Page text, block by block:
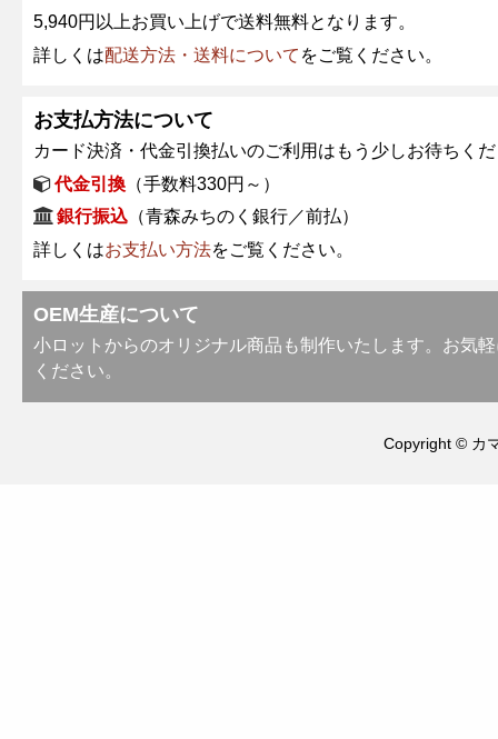
5,940円以上お買い上げで送料無料となります。
詳しくは配送方法・送料について をご覧ください。
お支払方法について
カード決済・代金引換払いのご利用はもう少しお待ちく
代金引換 （手数料330円～）
銀行振込 （青森みちのく銀行／前払）
詳しくはお支払い方法をご覧ください。
OEM生産について
小ロットからのオリジナル商品も制作いたします。お気
ください。
Copyright © カ